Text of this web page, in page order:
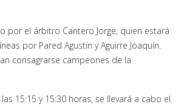
por el árbitro Cantero Jorge, quien estará
por Pared Agustín y Aguirre Joaquín.
consagrarse campeones de la
15:15 y 15:30 horas, se llevará a cabo el